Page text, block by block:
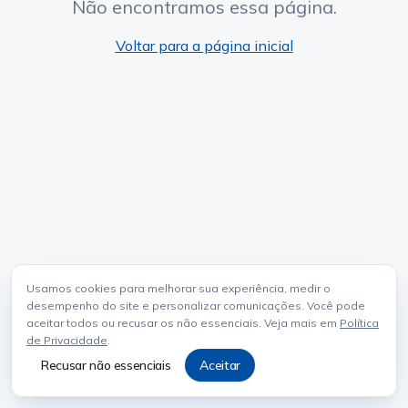
Usamos cookies para melhorar sua experiência, medir o
desempenho do site e personalizar comunicações. Você pode
aceitar todos ou recusar os não essenciais. Veja mais em Política
de Privacidade.
Recusar não essenciais Aceitar
Não encontramos essa página.
Voltar para a página inicial